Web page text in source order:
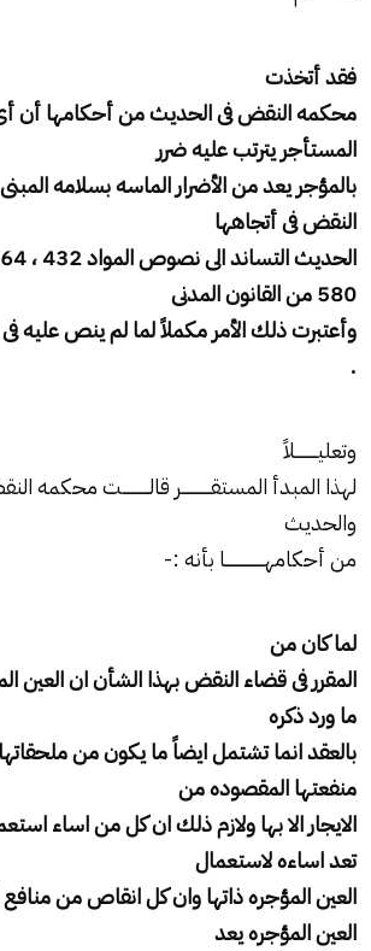
فقد أتخذت
محكمه النقض فى الحديث من أحكامها أن
المستأجر يترتب عليه ضرر
بالمؤجر يعد من الأضرار الماسه بسلامه
النقض فى أتجاهها
580 من القانون المدنى
وأعتبرت ذلك الأمر مكملاً لما لم ينص عليه فى
.
وتعليـــــــــلاً
لهذا المبدأ المستقــــــــــــر قالـــــــــــت
والحديث
من أحكامهــــــــــــــــا بأنه :-
لما كان من
المقرر فى قضاء النقض بهذا الشأن ان العين
ما ورد ذكره
بالعقد انما تشتمل ايضاً ما يكون من
منفعتها المقصوده من
الايجار الا بها ولازم ذلك ان كل من اساء
تعد اساءه لاستعمال
العين المؤجره ذاتها وان كل انقاص من منافع
العين المؤجره يعد